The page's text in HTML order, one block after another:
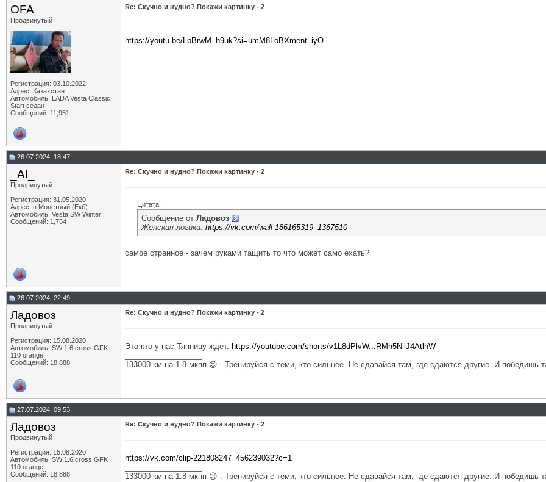
OFA
Продвинутый
Регистрация: 03.10.2022
Адрес: Казахстан
Автомобиль: LADA Vesta Classic
Start седан
Сообщений: 11,951
Re: Скучно и нудно? Покажи картинку - 2
https://youtu.be/LpBrwM_h9uk?si=umM8LoBXment_iyO
26.07.2024, 18:47
_AI_
Продвинутый
Регистрация: 31.05.2020
Адрес: п.Монетный (Екб)
Автомобиль: Vesta SW Winter
Сообщений: 1,754
Re: Скучно и нудно? Покажи картинку - 2
Цитата:
Сообщение от Ладовоз
Женская логика. https://vk.com/wall-186165319_1367510
самое странное - зачем руками тащить то что может само ехать?
26.07.2024, 22:49
Ладовоз
Продвинутый
Регистрация: 15.08.2020
Автомобиль: SW 1.6 cross GFK
110 orange
Сообщений: 18,888
Re: Скучно и нудно? Покажи картинку - 2
Это кто у нас Тяпницу ждёт. https://youtube.com/shorts/v1L8dPlvW...RMh5NiiJ4AtlhW
133000 км на 1.8 мкпп 😉 . Тренируйся с теми, кто сильнее. Не сдавайся там, где сдаются другие. И победишь
27.07.2024, 09:53
Ладовоз
Продвинутый
Регистрация: 15.08.2020
Автомобиль: SW 1.6 cross GFK
110 orange
Сообщений: 18,888
Re: Скучно и нудно? Покажи картинку - 2
https://vk.com/clip-221808247_456239032?c=1
133000 км на 1.8 мкпп 😉 . Тренируйся с теми, кто сильнее. Не сдавайся там, где сдаются другие. И победишь